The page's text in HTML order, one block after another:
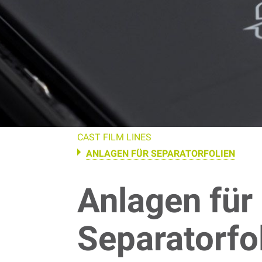
CAST FILM LINES
ANLAGEN FÜR SEPARATORFOLIEN
Anlagen für